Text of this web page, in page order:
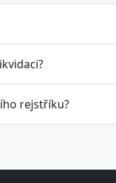
rejstříku?